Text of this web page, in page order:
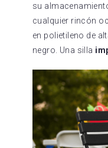
su
cualquier rincón
en polietileno de
negro. Una silla